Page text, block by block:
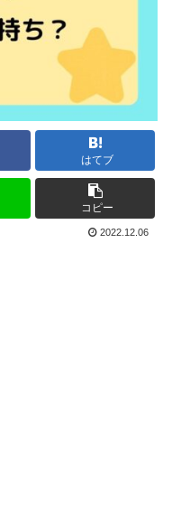
はてブ
コピー
2022.12.06